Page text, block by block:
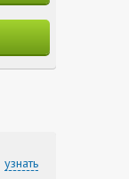
узнать